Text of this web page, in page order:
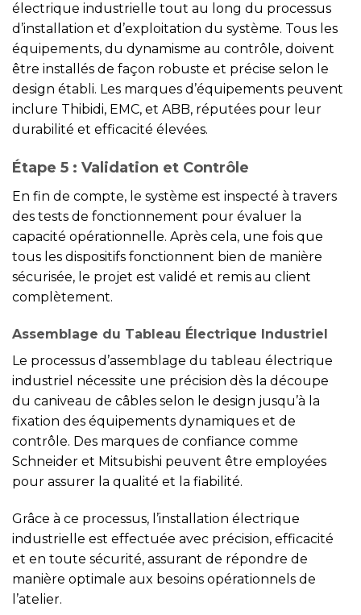
électrique industrielle tout au long du processus
d’installation et d’exploitation du système. Tous les
équipements, du dynamisme au contrôle, doivent
être installés de façon robuste et précise selon le
design établi. Les marques d’équipements peuvent
inclure Thibidi, EMC, et ABB, réputées pour leur
durabilité et efficacité élevées.
Étape 5 : Validation et Contrôle
En fin de compte, le système est inspecté à travers
des tests de fonctionnement pour évaluer la
capacité opérationnelle. Après cela, une fois que
tous les dispositifs fonctionnent bien de manière
sécurisée, le projet est validé et remis au client
complètement.
Assemblage du Tableau Électrique Industriel
Le processus d’assemblage du tableau électrique
industriel nécessite une précision dès la découpe
du caniveau de câbles selon le design jusqu’à la
fixation des équipements dynamiques et de
contrôle. Des marques de confiance comme
Schneider et Mitsubishi peuvent être employées
pour assurer la qualité et la fiabilité.
Grâce à ce processus, l’installation électrique
industrielle est effectuée avec précision, efficacité
et en toute sécurité, assurant de répondre de
manière optimale aux besoins opérationnels de
l’atelier.